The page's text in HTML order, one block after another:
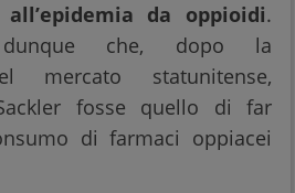
da oppioidi.
dunque che, dopo la
mercato statunitense,
fosse quello di far
di farmaci oppiacei